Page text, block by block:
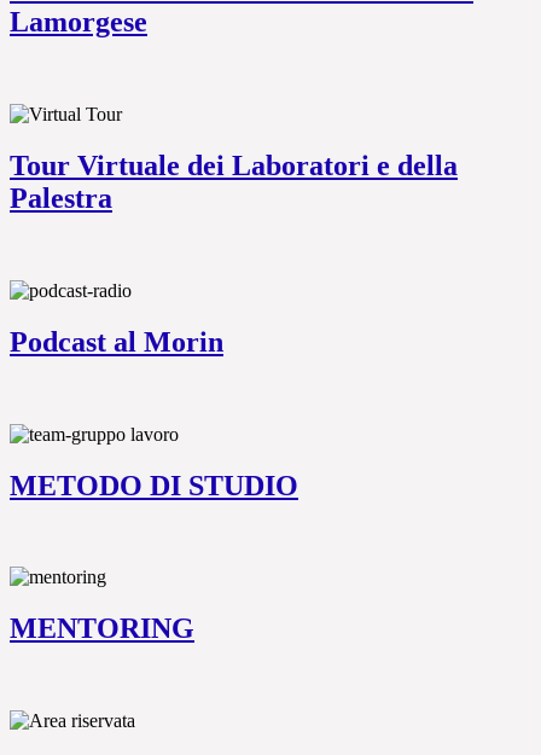
Lamorgese
Tour Virtuale dei Laboratori e della
Palestra
Podcast al Morin
METODO DI STUDIO
MENTORING